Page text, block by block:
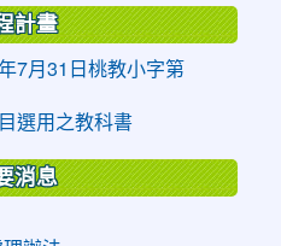
計畫
7月31日桃教小字第
選用之教科書
消息